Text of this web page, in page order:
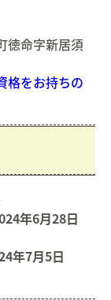
徳命字新居須
格をお持ちの
年6月28日
7月5日